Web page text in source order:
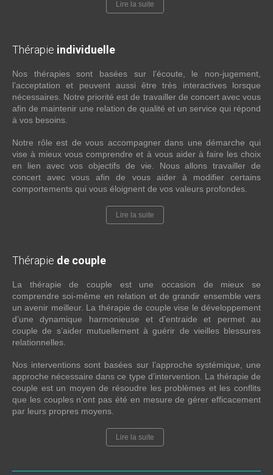
Lire la suite
Thérapie individuelle
Nos thérapies sont basées sur l’écoute, le non-jugement,
l’acceptation et peuvent aussi être très interactives lorsque
nécessaires. Notre priorité est de travailler de concert avec vous
afin de maintenir une relation de qualité et un service qui répond
à vos besoins.
Notre rôle est de vous accompagner dans une démarche qui
vise à mieux vous comprendre et à vous aider à faire les choix
en lien avec vos objectifs de vie. Nous allons travailler de
concert avec vous afin de vous aider à modifier certains
comportements qui vous éloignent de vos valeurs profondes.
Lire la suite
Thérapie de couple
La thérapie de couple est une occasion de mieux se
comprendre soi-même en relation et de grandir ensemble vers
un avenir meilleur. La thérapie de couple vise le développement
d’une dynamique harmonieuse et d’entraide et permet au
couple de s’aider mutuellement à guérir de vieilles blessures
relationnelles.
Nos interventions sont basées sur l’approche systémique, une
approche nécessaire dans ce type d’intervention. La thérapie de
couple est un moyen de résoudre les problèmes et les conflits
que les couples n’ont pas été en mesure de gérer efficacement
par leurs propres moyens.
Lire la suite